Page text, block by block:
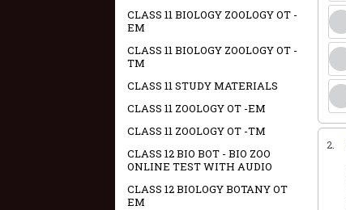
2.
CLASS 11 BIOLOGY ZOOLOGY OT -
EM
CLASS 11 BIOLOGY ZOOLOGY OT -
TM
CLASS 11 STUDY MATERIALS
CLASS 11 ZOOLOGY OT -EM
CLASS 11 ZOOLOGY OT -TM
CLASS 12 BIO BOT - BIO ZOO
ONLINE TEST WITH AUDIO
CLASS 12 BIOLOGY BOTANY OT
EM